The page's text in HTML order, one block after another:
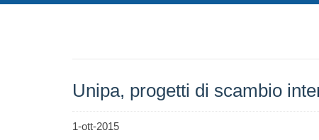
Unipa, progetti di scambio
1-ott-2015